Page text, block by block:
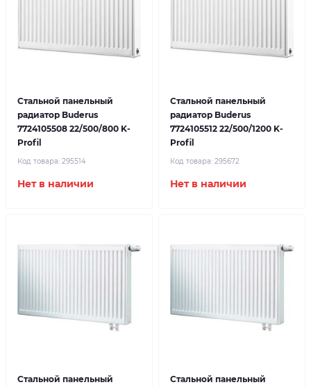
Стальной панельный
радиатор Buderus
7724105508 22/500/800 K-
Profil
Код товара: 295514
Нет в наличии
Стальной панельный
радиатор Buderus
7724105512 22/500/1200 K-
Profil
Код товара: 295672
Нет в наличии
Стальной панельный Стальной панельный